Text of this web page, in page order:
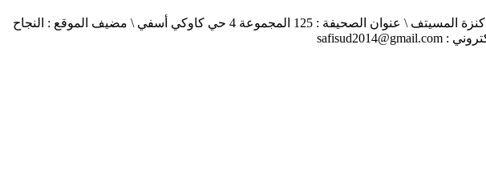
أسفي جنوب safisud صحيفة إلكترونية \ التصريح بالإصدار عدد 03-14 \ مدير النشر : منير الغرنيتي \ الإدارة والتحرير : كنزة المسيتف \ عنوان الصحيفة : 125 المجموعة 4 حي كاوكي أسفي \ مضيف الموقع : النجاح